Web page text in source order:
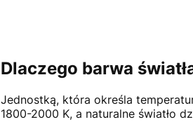
Dlaczego barwa
Jednostką, która określa
1800-2000 K, a naturalne światło